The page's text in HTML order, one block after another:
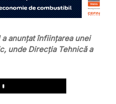
a anunțat înființarea unei
unde Direcția Tehnică a
Play